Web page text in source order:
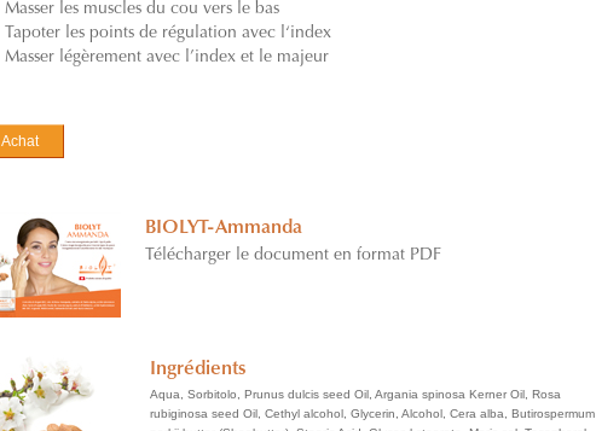
Masser les muscles du cou vers le bas
Tapoter les points de régulation avec l‘index
Masser légèrement avec l’index et le majeur
Achat
BIOLYT-Ammanda
Télécharger le document en format PDF
Ingrédients
Aqua, Sorbitolo, Prunus dulcis seed Oil, Argania spinosa Kerner Oil, Rosa
rubiginosa seed Oil, Cethyl alcohol, Glycerin, Alcohol, Cera alba, Butirospermum